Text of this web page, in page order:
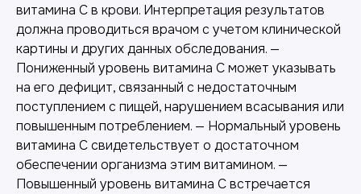
витамина C в крови. Интерпретация результатов
должна проводиться врачом с учетом клинической
картины и других данных обследования. —
Пониженный уровень витамина C может указывать
на его дефицит, связанный с недостаточным
поступлением с пищей, нарушением всасывания или
повышенным потреблением. — Нормальный уровень
витамина C свидетельствует о достаточном
обеспечении организма этим витамином. —
Повышенный уровень витамина C встречается